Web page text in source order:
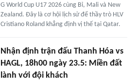
G World Cup U17 2026 cùng Bỉ, Mali và New
Zealand. Đây là cơ hội lịch sử để thầy trò HLV
Cristiano Roland khẳng định vị thế tại Qatar.
Nhận định trận đấu Thanh Hóa vs
HAGL, 18h00 ngày 23.5: Miền đất
lành với đội khách